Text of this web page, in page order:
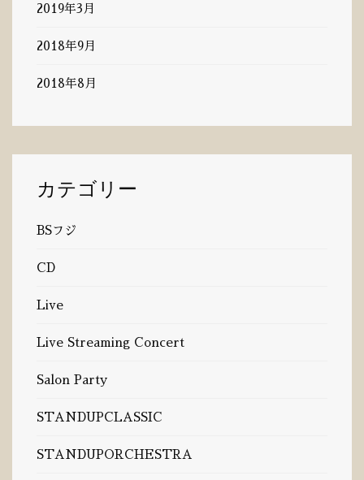
2019年3月
2018年9月
2018年8月
カテゴリー
BSフジ
CD
Live
Live Streaming Concert
Salon Party
STANDUPCLASSIC
STANDUPORCHESTRA